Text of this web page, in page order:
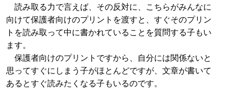
読み取る力で言えば、その反対に、こちらがみんなに
向けて保護者向けのプリントを渡すと、すぐそのプリン
トを読み取って中に書かれていることを質問する子もい
ます。
保護者向けのプリントですから、自分には関係ないと
思ってすぐにしまう子がほとんどですが、文章が書いて
あるとすぐ読みたくなる子もいるのです。